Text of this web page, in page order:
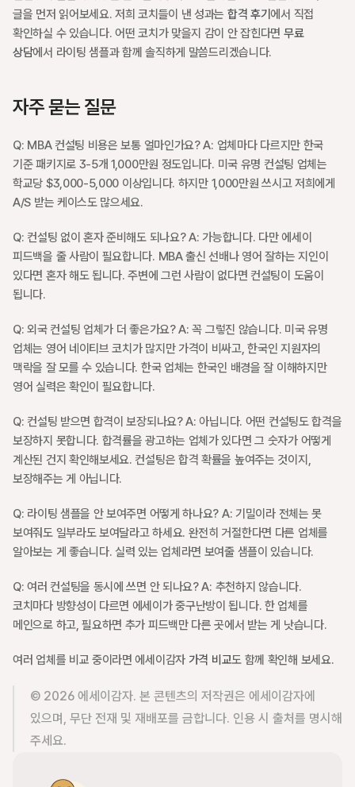
글을 먼저 읽어보세요. 저희 코치들이 낸 성과는 합격 후기 에서 직접
확인하실 수 있습니다. 어떤 코치가 맞을지 감이 안 잡힌다면 무료
상담에서 라이팅 샘플과 함께 솔직하게 말씀드리겠습니다.
자주 묻는 질문
Q: MBA 컨설팅 비용은 보통 얼마인가요? A: 업체마다 다르지만 한국
기준 패키지로 3-5개 1,000만원 정도입니다. 미국 유명 컨설팅 업체는
학교당 $3,000-5,000 이상입니다. 하지만 1,000만원 쓰시고 저희에게
A/S 받는 케이스도 많으세요.
Q: 컨설팅 없이 혼자 준비해도 되나요? A: 가능합니다. 다만 에세이
피드백을 줄 사람이 필요합니다. MBA 출신 선배나 영어 잘하는 지인이
있다면 혼자 해도 됩니다. 주변에 그런 사람이 없다면 컨설팅이 도움이
됩니다.
Q: 외국 컨설팅 업체가 더 좋은가요? A: 꼭 그렇진 않습니다. 미국 유명
업체는 영어 네이티브 코치가 많지만 가격이 비싸고, 한국인 지원자의
맥락을 잘 모를 수 있습니다. 한국 업체는 한국인 배경을 잘 이해하지만
영어 실력은 확인이 필요합니다.
Q: 컨설팅 받으면 합격이 보장되나요? A: 아닙니다. 어떤 컨설팅도 합격을
보장하지 못합니다. 합격률을 광고하는 업체가 있다면 그 숫자가 어떻게
계산된 건지 확인해보세요. 컨설팅은 합격 확률을 높여주는 것이지,
보장해주는 게 아닙니다.
Q: 라이팅 샘플을 안 보여주면 어떻게 하나요? A: 기밀이라 전체는 못
보여줘도 일부라도 보여달라고 하세요. 완전히 거절한다면 다른 업체를
알아보는 게 좋습니다. 실력 있는 업체라면 보여줄 샘플이 있습니다.
Q: 여러 컨설팅을 동시에 쓰면 안 되나요? A: 추천하지 않습니다.
코치마다 방향성이 다르면 에세이가 중구난방이 됩니다. 한 업체를
메인으로 하고, 필요하면 추가 피드백만 다른 곳에서 받는 게 낫습니다.
여러 업체를 비교 중이라면 에세이감자 가격 비교도 함께 확인해 보세요.
© 2026 에세이감자. 본 콘텐츠의 저작권은 에세이감자에
있으며, 무단 전재 및 재배포를 금합니다. 인용 시 출처를 명시해
주세요.